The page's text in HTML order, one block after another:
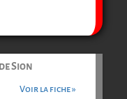
Sion
Voir la fiche »